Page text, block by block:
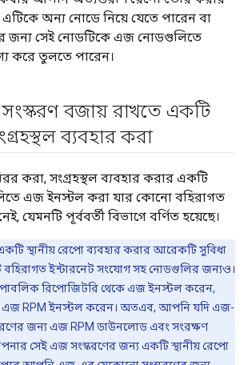
অন্য নোডে নিয়ে যেতে পারেন বা
জন্য সেই নোডটিকে এজ নোডগুলিতে
করে তুলতে পারেন।
বজায় রাখতে একটি
ব্যবহার করা
করা, সংগ্রহস্থল ব্যবহার করার একটি
এজ ইনস্টল করা যার কোনো বহিরাগত
যেমনটি পূর্ববর্তী বিভাগে বর্ণিত হয়েছে।
স্থানীয় রেপো ব্যবহার করার আরেকটি সুবিধা
ইন্টারনেট সংযোগ সহ নোডগুলির জন্যও।
রিপোজিটরি থেকে এজ ইনস্টল করেন,
এজ RPM ইনস্টল করেন। অতএব, আপনি যদি এজ-
জন্য এজ RPM ডাউনলোড এবং সংরক্ষণ
সেই এজ সংস্করণের জন্য একটি স্থানীয় রেপো